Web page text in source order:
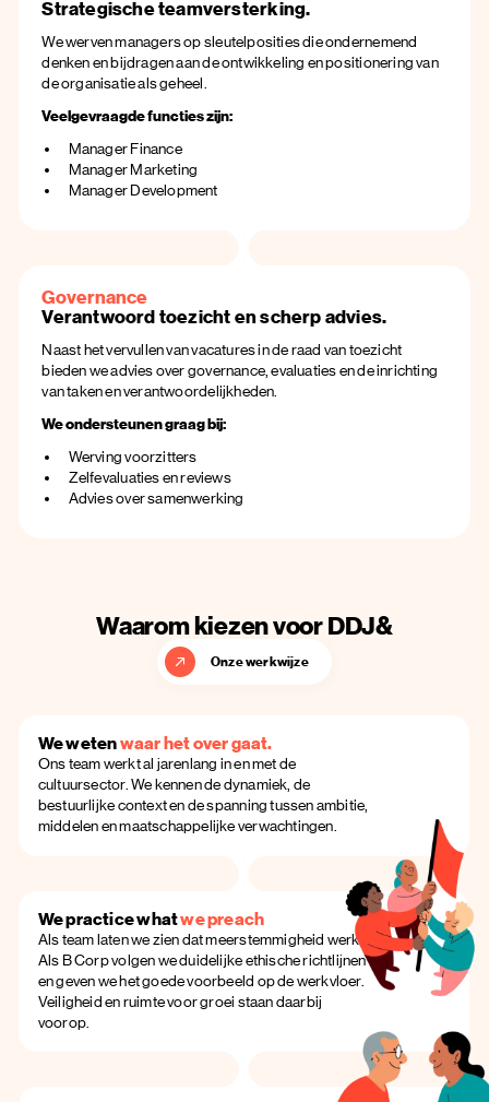
Strategische teamversterking.
We werven managers op sleutelposities die ondernemend
denken en bijdragen aan de ontwikkeling en positionering van
de organisatie als geheel.
Veelgevraagde functies zijn:
Manager Finance
Manager Marketing
Manager Development
Governance
Verantwoord toezicht en scherp advies.
Naast het vervullen van vacatures in de raad van toezicht
bieden we advies over governance, evaluaties en de inrichting
van taken en verantwoordelijkheden.
We ondersteunen graag bij:
Werving voorzitters
Zelfevaluaties en reviews
Advies over samenwerking
Waarom kiezen voor DDJ&
Onze werkwijze
We wetenwaar het over gaat.
Ons team werkt al jarenlang in en met de
cultuursector. We kennen de dynamiek, de
bestuurlijke context en de spanning tussen ambitie,
middelen en maatschappelijke verwachtingen.
We practice whatwe preach
Als team laten we zien dat meerstemmigheid werkt.
Als B Corp volgen we duidelijke ethische richtlijnen
en geven we het goede voorbeeld op de werkvloer.
Veiligheid en ruimte voor groei staan daarbij
voorop.